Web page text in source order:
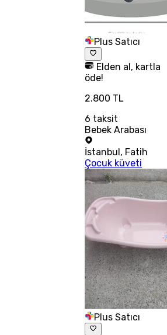
Plus Satıcı
Elden al, kartla
öde!
2.800 TL
6 taksit
Bebek Arabası
İstanbul, Fatih
Çocuk küveti
Plus Satıcı